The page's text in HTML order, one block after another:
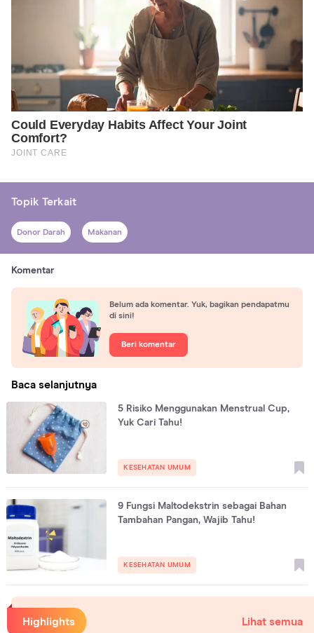
Topik Terkait
Donor Darah Makanan
Komentar
Belum ada komentar. Yuk, bagikan pendapatmu
di sini!
Beri komentar
Baca selanjutnya
5 Risiko Menggunakan Menstrual Cup,
Yuk Cari Tahu!
KESEHATAN UMUM
9 Fungsi Maltodekstrin sebagai Bahan
Tambahan Pangan, Wajib Tahu!
KESEHATAN UMUM
Highlights Lihat semua